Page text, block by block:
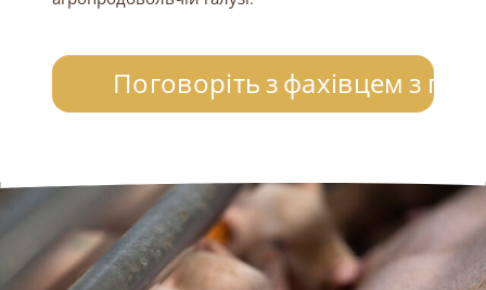
Поговоріть з фахівцем з